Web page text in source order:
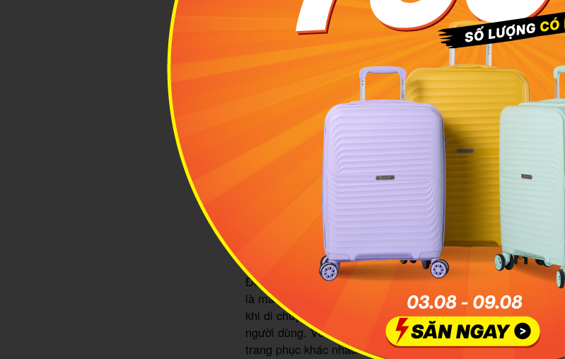
Túi xách cỡ nhỏ phù hợp cho những buổi dạo phố với
nhau
Đối với những thiết kế cỡ nhỏ, 23 x 15 x 7 cm là kích cỡ túi
là mẫu túi xách được lòng người dùng với kích cỡ nhỏ gọn,
khi di chuyển nhưng vẫn có không gian rộng rãi, đáp ứng
người dùng. Với mẫu túi xách nữ đẹp này, người dùng có thể
trang phục khác nhau.